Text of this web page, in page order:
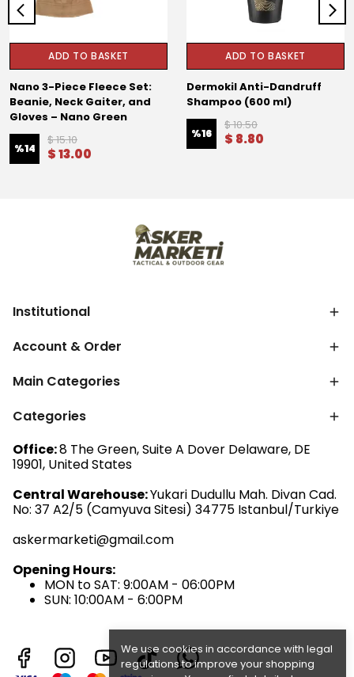
We use cookies in accordance with legal
regulations to improve your shopping
ADD TO BASKET
Nano 3-Piece Fleece Set:
Beanie, Neck Gaiter, and
Gloves – Nano Green
%14
$ 15.10
$ 13.00
ADD TO BASKET
Dermokil Anti-Dandruff
Shampoo (600 ml)
%16
$ 10.50
$ 8.80
Institutional
Account & Order
Main Categories
Categories
Office:8 The Green, Suite A Dover Delaware, DE
19901, United States
Central Warehouse:Yukari Dudullu Mah. Divan Cad.
No: 37 A2/5 (Camyuva Sitesi) 34775 Istanbul/Turkiye
askermarketi@gmail.com
Opening Hours:
MON to SAT: 9:00AM - 06:00PM
SUN: 10:00AM - 6:00PM